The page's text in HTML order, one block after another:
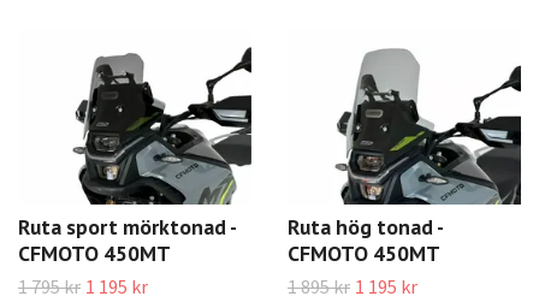
Ruta sport mörktonad -
CFMOTO 450MT
1 795 kr 1 195 kr
Ruta hög tonad -
CFMOTO 450MT
1 895 kr 1 195 kr